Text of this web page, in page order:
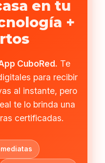
en tu
+
CuboRed. Te
para recibir
al instante, pero
te lo brinda una
certificadas.